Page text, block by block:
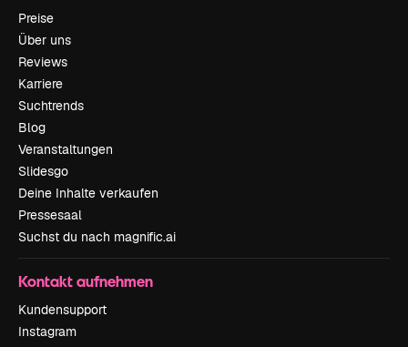
Preise
Über uns
Reviews
Karriere
Suchtrends
Blog
Veranstaltungen
Slidesgo
Deine Inhalte verkaufen
Pressesaal
Suchst du nach magnific.ai
Kontakt aufnehmen
Kundensupport
Instagram